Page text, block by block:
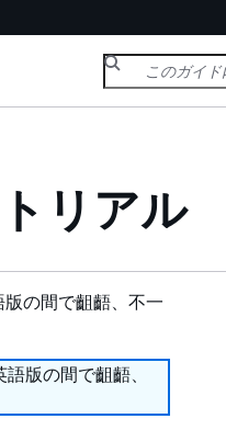
リアル
の間で齟齬、不一
版の間で齟齬、